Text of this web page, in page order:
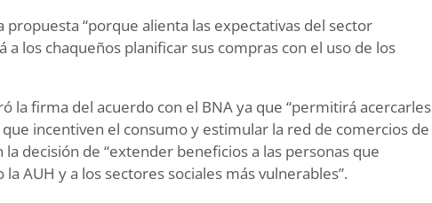
propuesta “porque alienta las expectativas del sector
los chaqueños planificar sus compras con el uso de los
la firma del acuerdo con el BNA ya que “permitirá acercarles
incentiven el consumo y estimular la red de comercios de
decisión de “extender beneficios a las personas que
AUH y a los sectores sociales más vulnerables”.